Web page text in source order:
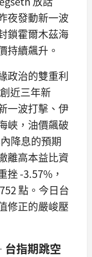
夜發動新一波
鎖霍爾木茲海
持續飆升。
政治的雙重利
近三年新
一波打擊、伊
峽，油價飆破
降息的預期
離高本益比資
挫 -3.57%，
點。今日台
修正的嚴峻壓
指期跳空